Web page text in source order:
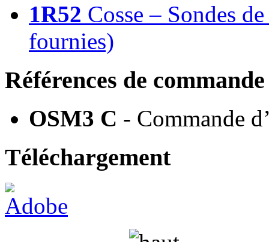
1R52 Cosse – Sondes
fournies)
Références de commande
OSM3 C - Commande
Téléchargement